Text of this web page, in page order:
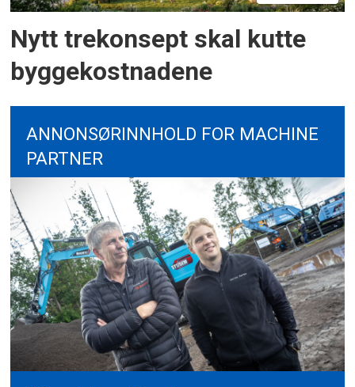
Nytt trekonsept skal kutte
byggekostnadene
ANNONSØRINNHOLD FOR MACHINE
PARTNER